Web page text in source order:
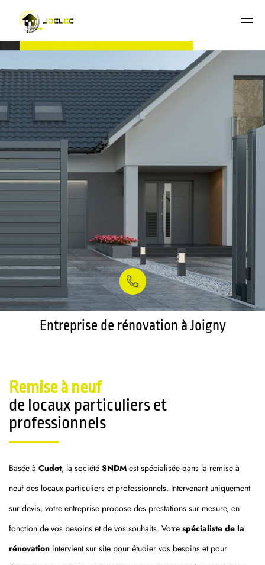
Entreprise de rénovation à Joigny
Remise à neuf
de locaux particuliers et
professionnels
Basée à Cudot, la société SNDM est spécialisée dans la remise à
neuf des locaux particuliers et professionnels. Intervenant uniquement
sur devis, votre entreprise propose des prestations sur mesure, en
fonction de vos besoins et de vos souhaits. Votre spécialiste de la
rénovation intervient sur site pour étudier vos besoins et pour